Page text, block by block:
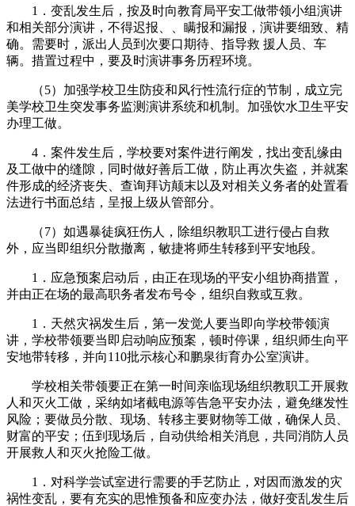
1．变乱发生后，按及时向教育局平安工做带领小组演讲
和相关部分演讲，不得迟报、、瞒报和漏报，演讲要细致、精
确。需要时，派出人员到次要口期待、指导救 援人员、车
辆。措置过程中，要及时演讲事务历程环境。
（5）加强学校卫生防疫和风行性流行症的节制，成立完
美学校卫生突发事务监测演讲系统和机制。加强饮水卫生平安
办理工做。
4．案件发生后，学校要对案件进行阐发，找出变乱缘由
及工做中的缝隙，同时做好善后工做，防止再次失盗，并就案
件形成的经济丧失、查询拜访颠末以及对相关义务者的处置看
法进行书面总结，呈报上级从管部分。
（7）如遇暴徒疯狂伤人，除组织教职工进行侵占自救
外，应当即组织分散撤离，敏捷将师生转移到平安地段。
1．应急预案启动后，由正在现场的平安小组协商措置，
并由正在场的最高职务者发布号令，组织自救或互救。
1．天然灾祸发生后，第一发觉人要当即向学校带领演
讲，学校带领要当即启动响应预案，顿时停课，组织师生向平
安地带转移，并向110批示核心和鹏泉街育办公室演讲。
学校相关带领要正在第一时间亲临现场组织教职工开展救
人和灭火工做，采纳如堵截电源等告急平安办法，避免继发性
风险；要做员分散、现场、转移主要财物等工做，确保人员、
财富的平安；伍到现场后，自动供给相关消息，共同消防人员
开展救人和灭火抢险工做。
1．对科学尝试室进行需要的手艺防止，对因而激发的灾
祸性变乱，要有充实的思惟预备和应变办法，做好变乱发生后